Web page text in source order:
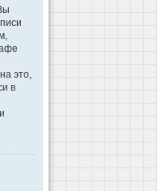
это,
в